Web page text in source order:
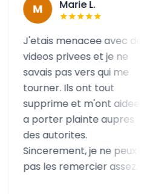
Marie L.
J'etais menacee avec des
videos privees et je ne
savais pas vers qui me
tourner. Ils ont tout
supprime et m'ont aidee
a porter plainte aupres
des autorites.
Sincerement, je ne peux
pas les remercier assez.